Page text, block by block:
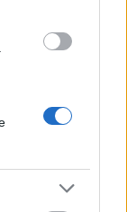
a Dolgozó utca,
parkolók
tartják a